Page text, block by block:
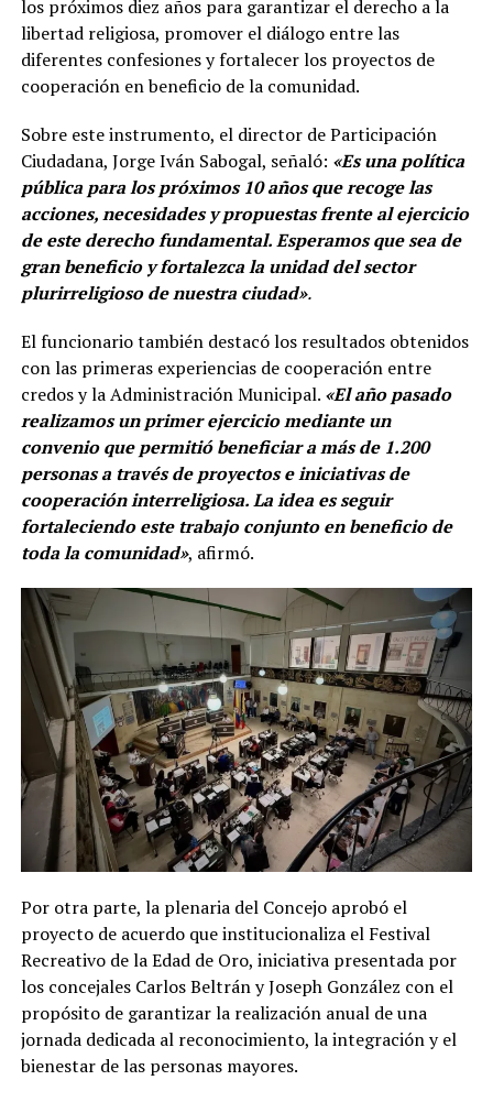
los próximos diez años para garantizar el derecho a la
libertad religiosa, promover el diálogo entre las
diferentes confesiones y fortalecer los proyectos de
cooperación en beneficio de la comunidad.
Sobre este instrumento, el director de Participación
Ciudadana, Jorge Iván Sabogal, señaló: «Es una política
pública para los próximos 10 años que recoge las
acciones, necesidades y propuestas frente al ejercicio
de este derecho fundamental. Esperamos que sea de
gran beneficio y fortalezca la unidad del sector
plurirreligioso de nuestra ciudad».
El funcionario también destacó los resultados obtenidos
con las primeras experiencias de cooperación entre
credos y la Administración Municipal. «El año pasado
realizamos un primer ejercicio mediante un
convenio que permitió beneficiar a más de 1.200
personas a través de proyectos e iniciativas de
cooperación interreligiosa. La idea es seguir
fortaleciendo este trabajo conjunto en beneficio de
toda la comunidad», afirmó.
Por otra parte, la plenaria del Concejo aprobó el
proyecto de acuerdo que institucionaliza el Festival
Recreativo de la Edad de Oro, iniciativa presentada por
los concejales Carlos Beltrán y Joseph González con el
propósito de garantizar la realización anual de una
jornada dedicada al reconocimiento, la integración y el
bienestar de las personas mayores.